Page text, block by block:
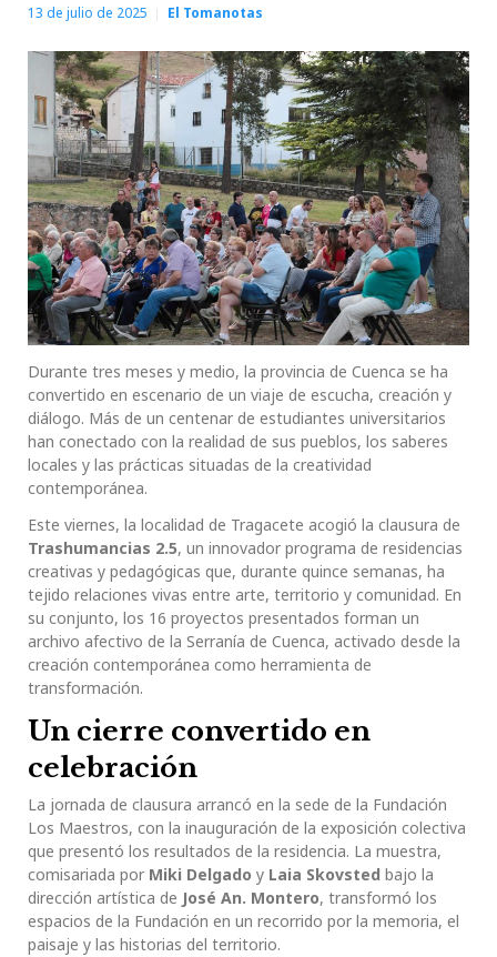
13 de julio de 2025 El Tomanotas
Durante tres meses y medio, la provincia de Cuenca se ha
convertido en escenario de un viaje de escucha, creación y
diálogo. Más de un centenar de estudiantes universitarios
han conectado con la realidad de sus pueblos, los saberes
locales y las prácticas situadas de la creatividad
contemporánea.
Este viernes, la localidad de Tragacete acogió la clausura de
Trashumancias 2.5, un innovador programa de residencias
creativas y pedagógicas que, durante quince semanas, ha
tejido relaciones vivas entre arte, territorio y comunidad. En
su conjunto, los 16 proyectos presentados forman un
archivo afectivo de la Serranía de Cuenca, activado desde la
creación contemporánea como herramienta de
transformación.
Un cierre convertido en
celebración
La jornada de clausura arrancó en la sede de la Fundación
Los Maestros, con la inauguración de la exposición colectiva
que presentó los resultados de la residencia. La muestra,
comisariada por Miki Delgado y Laia Skovsted bajo la
dirección artística de José An. Montero, transformó los
espacios de la Fundación en un recorrido por la memoria, el
paisaje y las historias del territorio.